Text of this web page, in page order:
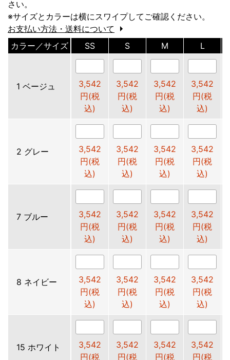
さい。
※サイズとカラーは横にスワイプしてご確認ください。
お支払い方法・送料について
カラー／サイズ
SS S M L
1 ベージュ
3,542
円(税
込)
3,542
円(税
込)
3,542
円(税
込)
3,542
円(税
込)
2 グレー
3,542
円(税
込)
3,542
円(税
込)
3,542
円(税
込)
3,542
円(税
込)
7 ブルー
3,542
円(税
込)
3,542
円(税
込)
3,542
円(税
込)
3,542
円(税
込)
8 ネイビー
3,542
円(税
込)
3,542
円(税
込)
3,542
円(税
込)
3,542
円(税
込)
15 ホワイト
3,542
円(税
3,542
円(税
3,542
円(税
3,542
円(税